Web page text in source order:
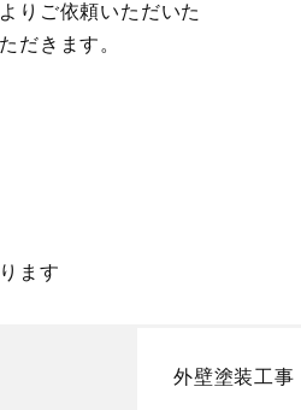
りご依頼いただいた
だきます。
ます
外壁塗装工